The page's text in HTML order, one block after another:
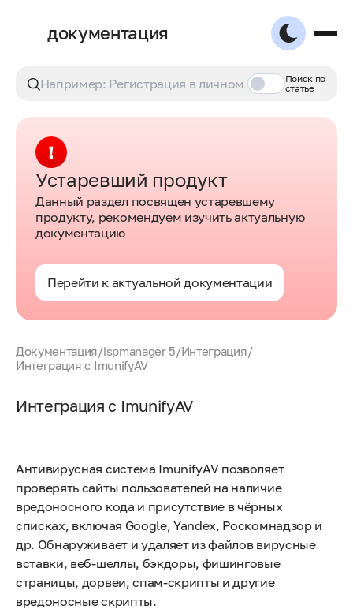
документация
Поиск по
статье
Устаревший продукт
Данный раздел посвящен устаревшему
продукту, рекомендуем изучить актуальную
документацию
Перейти к актуальной документации
Документация/ispmanager 5/Интеграция/
Интеграция с ImunifyAV
Интеграция с ImunifyAV
Антивирусная система ImunifyAV позволяет
проверять сайты пользователей на наличие
вредоносного кода и присутствие в чёрных
списках, включая Google, Yandex, Роскомнадзор и
др. Обнаруживает и удаляет из файлов вирусные
вставки, веб-шеллы, бэкдоры, фишинговые
страницы, дорвеи, спам-скрипты и другие
вредоносные скрипты.